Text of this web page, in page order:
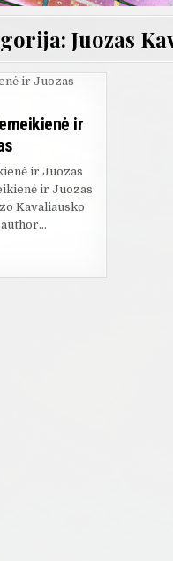
Juozas
ir
ir Juozas
ir Juozas
Kavaliausko